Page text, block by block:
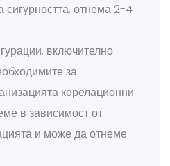
сигурността, отнема 2-4
включително
за
корелационни
в зависимост от
и може да отнеме